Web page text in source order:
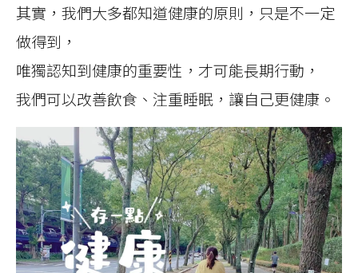
其實，我們大多都知道健康的原則，只是不一定
做得到，
唯獨認知到健康的重要性，才可能長期行動，
我們可以改善飲食、注重睡眠，讓自己更健康。